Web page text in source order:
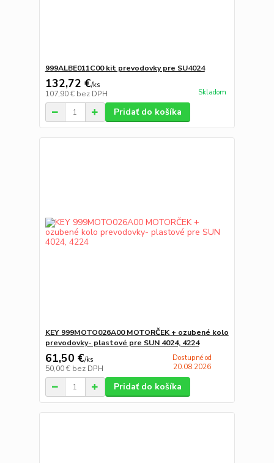
999ALBE011C00 kit prevodovky pre SU4024
132,72 €/ks
107,90 € bez DPH Skladom
Pridať do košíka
KEY 999MOTO026A00 MOTORČEK + ozubené kolo
prevodovky- plastové pre SUN 4024, 4224
61,50 €/ks
50,00 € bez DPH
Dostupné od
20.08.2026
Pridať do košíka